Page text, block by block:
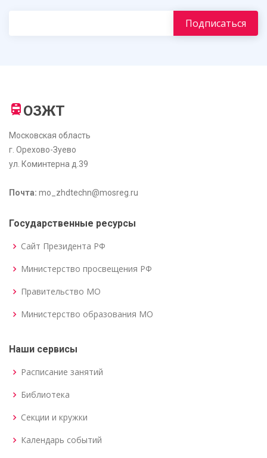
ОЗЖТ
Московская область
г. Орехово-Зуево
ул. Коминтерна д.39
Почта: mo_zhdtechn@mosreg.ru
Государственные ресурсы
Сайт Президента РФ
Министерство просвещения РФ
Правительство МО
Министерство образования МО
Наши сервисы
Расписание занятий
Библиотека
Секции и кружки
Календарь событий